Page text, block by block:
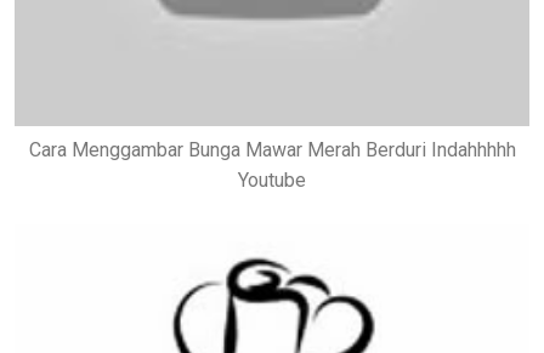
Cara Menggambar Bunga Mawar Merah Berduri Indahhhhh
Youtube